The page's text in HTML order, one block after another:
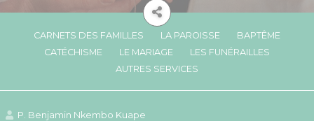
CARNETS DES FAMILLES LA PAROISSE
BAPTÊME
CATÉCHISME
LE MARIAGE
LES FUNÉRAILLES
AUTRES SERVICES
P. Benjamin Nkembo Kuape